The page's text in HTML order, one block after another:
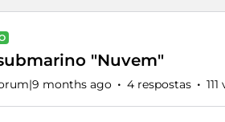
"Nuvem"
months ago 4 respostas